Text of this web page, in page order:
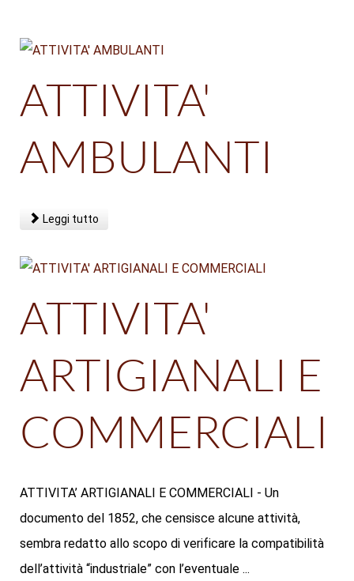
ATTIVITA'
AMBULANTI
Leggi tutto
ATTIVITA'
ARTIGIANALI E
COMMERCIALI
ATTIVITA’ ARTIGIANALI E COMMERCIALI - Un
documento del 1852, che censisce alcune attività,
sembra redatto allo scopo di verificare la compatibilità
dell’attività “industriale” con l’eventuale ...